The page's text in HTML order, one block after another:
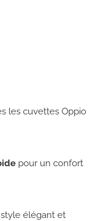
les cuvettes Oppio
pour un confort
élégant et